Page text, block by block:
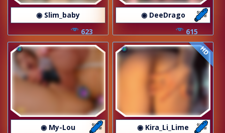
◉ Slim_baby
623
◉ DeeDrago
615
◉ My-Lou
HD
◉ Kira_Li_Lime